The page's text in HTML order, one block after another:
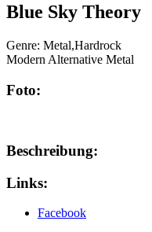
Blue Sky Theory
Genre: Metal,Hardrock
Modern Alternative Metal
Foto:
Beschreibung:
Links:
Facebook